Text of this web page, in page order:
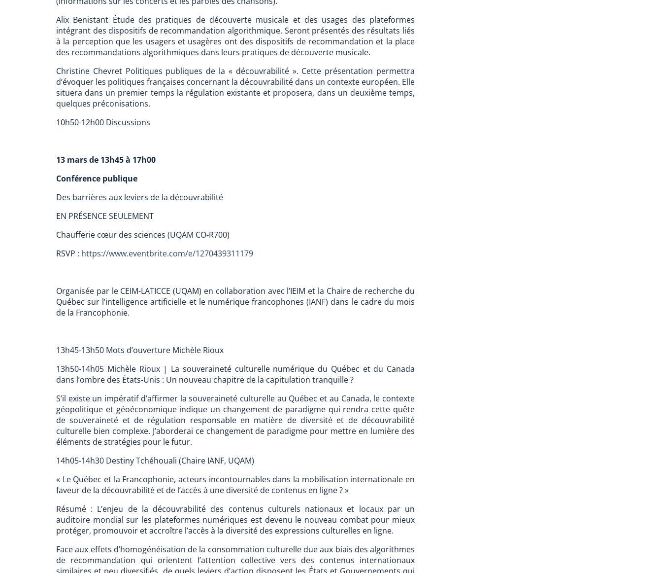
Alix Benistant Étude des pratiques de découverte musicale et des usages des plateformes
intégrant des dispositifs de recommandation algorithmique. Seront présentés des résultats liés
à la perception que les usagers et usagères ont des dispositifs de recommandation et la place
des recommandations algorithmiques dans leurs pratiques de découverte musicale.
Christine Chevret Politiques publiques de la « découvrabilité ». Cette présentation permettra
d’évoquer les politiques françaises concernant la découvrabilité dans un contexte européen. Elle
situera dans un premier temps la régulation existante et proposera, dans un deuxième temps,
quelques préconisations.
10h50-12h00 Discussions
13 mars de 13h45 à 17h00
Conférence publique
Des barrières aux leviers de la découvrabilité
EN PRÉSENCE SEULEMENT
Chaufferie cœur des sciences (UQAM CO-R700)
RSVP : https://www.eventbrite.com/e/1270439311179
Organisée par le CEIM-LATICCE (UQAM) en collaboration avec l’IEIM et la Chaire de recherche du
Québec sur l’intelligence artificielle et le numérique francophones (IANF) dans le cadre du mois
de la Francophonie.
13h45-13h50 Mots d’ouverture Michèle Rioux
13h50-14h05 Michèle Rioux | La souveraineté culturelle numérique du Québec et du Canada
dans l’ombre des États-Unis : Un nouveau chapitre de la capitulation tranquille ?
S’il existe un impératif d’affirmer la souveraineté culturelle au Québec et au Canada, le contexte
géopolitique et géoéconomique indique un changement de paradigme qui rendra cette quête
de souveraineté et de régulation responsable en matière de diversité et de découvrabilité
culturelle bien complexe. J’aborderai ce changement de paradigme pour mettre en lumière des
éléments de stratégies pour le futur.
14h05-14h30 Destiny Tchéhouali (Chaire IANF, UQAM)
« Le Québec et la Francophonie, acteurs incontournables dans la mobilisation internationale en
faveur de la découvrabilité et de l’accès à une diversité de contenus en ligne ? »
Résumé : L’enjeu de la découvrabilité des contenus culturels nationaux et locaux par un
auditoire mondial sur les plateformes numériques est devenu le nouveau combat pour mieux
protéger, promouvoir et accroître l’accès à la diversité des expressions culturelles en ligne.
Face aux effets d’homogénéisation de la consommation culturelle due aux biais des algorithmes
de recommandation qui orientent l’attention collective vers des contenus internationaux